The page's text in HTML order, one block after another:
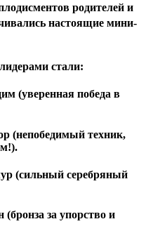
родителей и
настоящие мини-
стали:
(уверенная победа в
(непобедимый техник,
(сильный серебряный
за упорство и